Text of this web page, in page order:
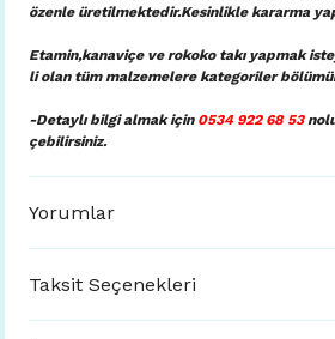
özenle üretilmektedir.Kesinlikle kararma
Etamin,kanaviçe ve rokoko takı yapmak
li olan tüm malzemelere kategoriler
-Detaylı bilgi almak için 0534 922 68 53
çebilirsiniz.
Yorumlar
Taksit Seçenekleri